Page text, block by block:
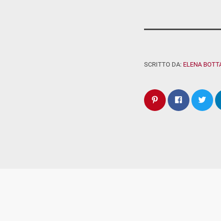
SCRITTO DA: ELENA